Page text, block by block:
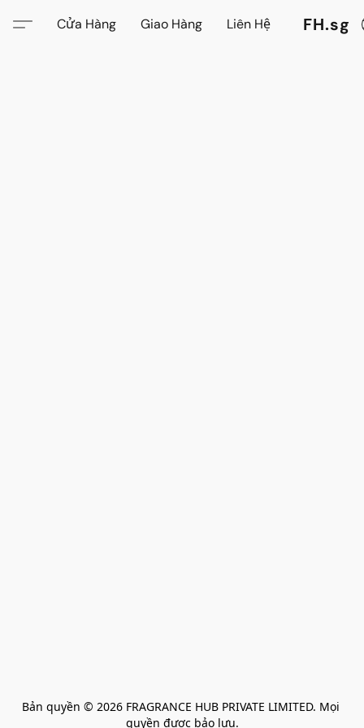
FH.sg
Cửa Hàng Giao Hàng Liên Hệ
Bản quyền © 2026 FRAGRANCE HUB PRIVATE LIMITED. Mọi
quyền được bảo lưu.